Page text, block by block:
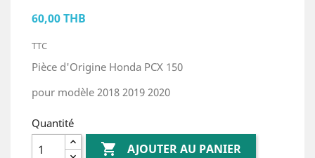
60,00 THB
TTC
Pièce d'Origine Honda PCX 150
pour modèle 2018 2019 2020
Quantité
 AJOUTER AU PANIER